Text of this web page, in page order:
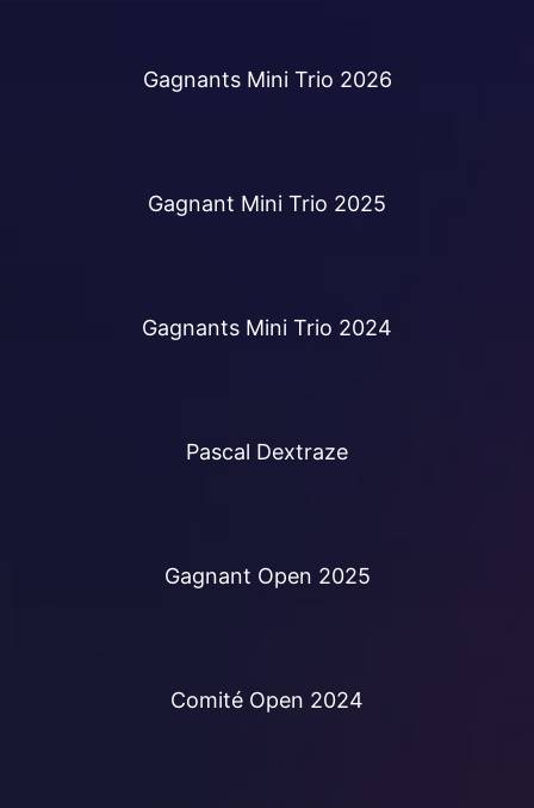
Gagnants Mini Trio 2026
Gagnant Mini Trio 2025
Gagnants Mini Trio 2024
Pascal Dextraze
Gagnant Open 2025
Comité Open 2024